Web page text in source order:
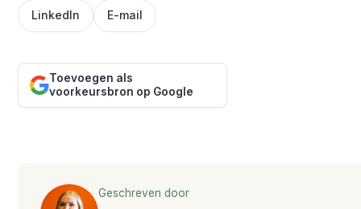
LinkedIn E-mail
Toevoegen als
voorkeursbron op Google
Geschreven door